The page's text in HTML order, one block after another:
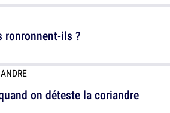
on déteste la coriandre
ronronnent-ils ?